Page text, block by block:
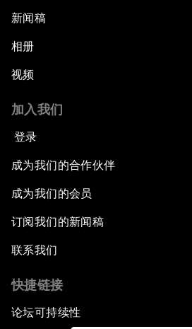
新闻稿
相册
视频
加入我们
登录
成为我们的合作伙伴
成为我们的会员
订阅我们的新闻稿
联系我们
快捷链接
论坛可持续性